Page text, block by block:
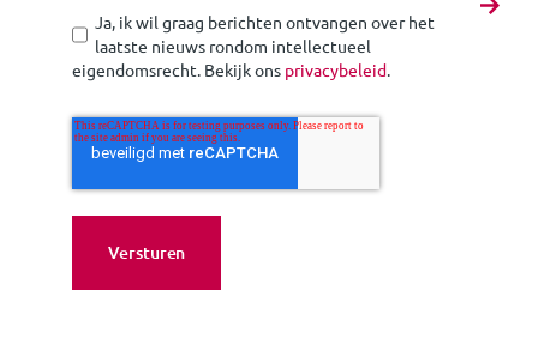
Ja, ik wil graag berichten ontvangen over het
laatste nieuws rondom intellectueel
eigendomsrecht. Bekijk ons privacybeleid.